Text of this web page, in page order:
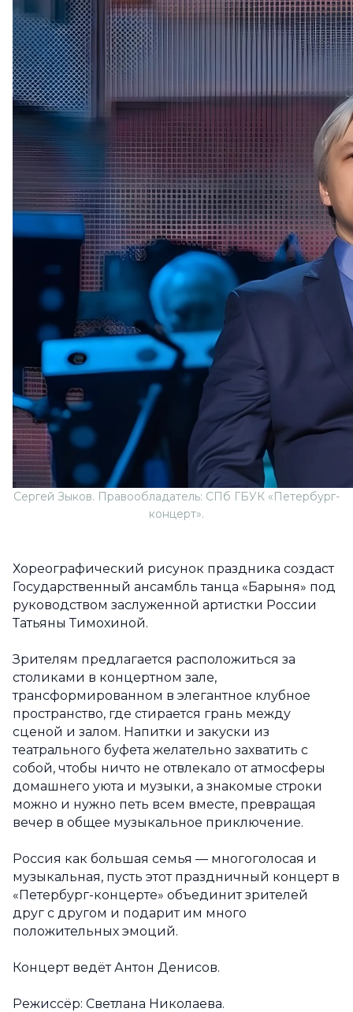
Сергей Зыков. Правообладатель: СПб ГБУК «Петербург-
концерт».
Хореографический рисунок праздника создаст
Государственный ансамбль танца «Барыня» под
руководством заслуженной артистки России
Татьяны Тимохиной.
Зрителям предлагается расположиться за
столиками в концертном зале,
трансформированном в элегантное клубное
пространство, где стирается грань между
сценой и залом. Напитки и закуски из
театрального буфета желательно захватить с
собой, чтобы ничто не отвлекало от атмосферы
домашнего уюта и музыки, а знакомые строки
можно и нужно петь всем вместе, превращая
вечер в общее музыкальное приключение.
Россия как большая семья — многоголосая и
музыкальная, пусть этот праздничный концерт в
«Петербург-концерте» объединит зрителей
друг с другом и подарит им много
положительных эмоций.
Концерт ведёт Антон Денисов.
Режиссёр: Светлана Николаева.